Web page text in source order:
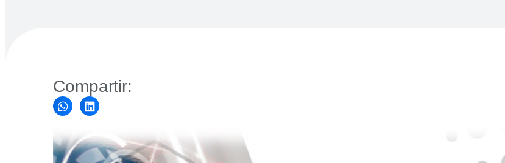
Compartir: